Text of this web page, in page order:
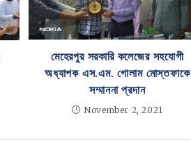
মেহেরপুর সরকারি কলেজের সহযোগী
অধ্যাপক এস.এম. গোলাম মোস্তফাকে
সম্মাননা প্রদান
November 2, 2021